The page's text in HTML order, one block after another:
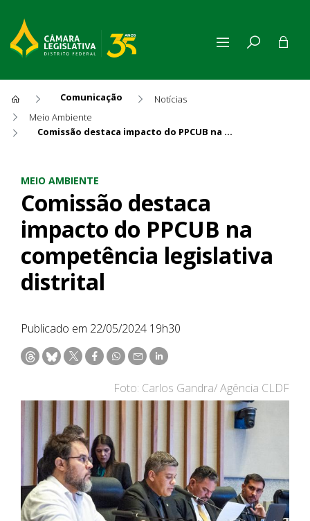
Comunicação
Notícias
Meio Ambiente
Comissão destaca impacto do PPCUB na competência legislativa distrital
MEIO AMBIENTE
Comissão destaca
impacto do PPCUB na
competência legislativa
distrital
Publicado em 22/05/2024 19h30
Foto: Carlos Gandra/ Agência CLDF